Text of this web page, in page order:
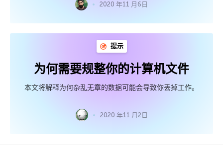
2020 年11 月6日
提示
为何需要规整你的计算机文件
本文将解释为何杂乱无章的数据可能会导致你丢掉工作。
2020 年11 月2日